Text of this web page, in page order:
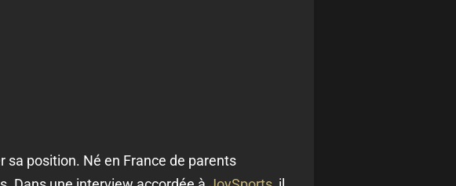
sa position. Né en France de parents